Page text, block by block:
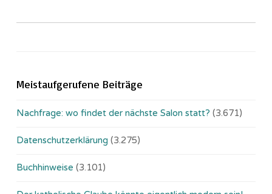
Meistaufgerufene Beiträge
Nachfrage: wo findet der nächste Salon statt? (3.671)
Datenschutzerklärung (3.275)
Buchhinweise (3.101)